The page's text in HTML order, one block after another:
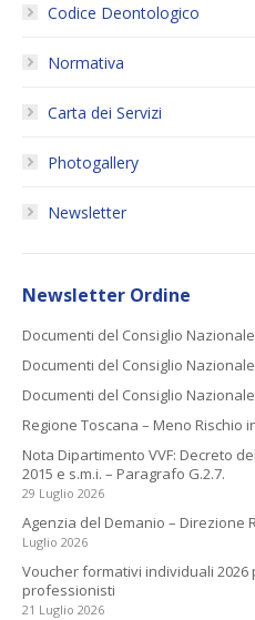
Codice Deontologico
Normativa
Carta dei Servizi
Photogallery
Newsletter
Newsletter Ordine
Documenti del Consiglio Nazionale
Documenti del Consiglio Nazionale
Documenti del Consiglio Nazionale
Regione Toscana – Meno Rischio
Nota Dipartimento VVF: Decreto
2015 e s.m.i. – Paragrafo G.2.7.
29 Luglio 2026
Agenzia del Demanio – Direzione
Luglio 2026
Voucher formativi individuali
professionisti
21 Luglio 2026